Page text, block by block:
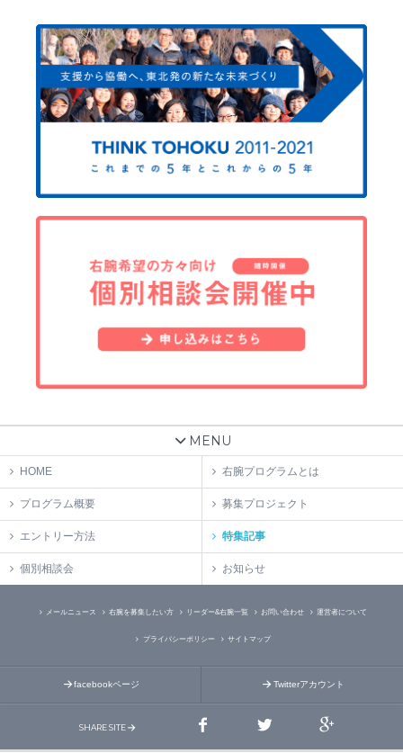
MENU
HOME 右腕プログラムとは
プログラム概要 募集プロジェクト
エントリー方法 特集記事
個別相談会 お知らせ
メールニュース 右腕を募集したい方 リーダー&右腕一覧 お問い合わせ 運営者について
プライバシーポリシー サイトマップ
facebookページ Twitterアカウント
SHARE SITE